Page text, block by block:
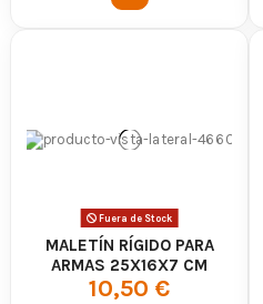
Fuera de Stock
MALETÍN RÍGIDO PARA
ARMAS 25X16X7 CM
10,50 €